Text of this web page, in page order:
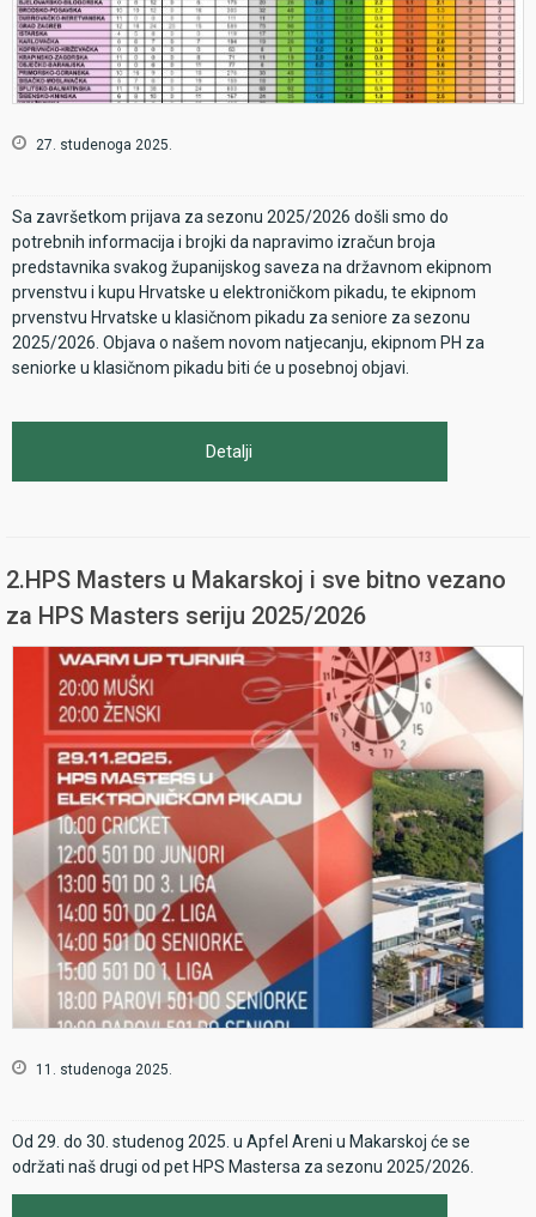
27. studenoga 2025.
Sa završetkom prijava za sezonu 2025/2026 došli smo do
potrebnih informacija i brojki da napravimo izračun broja
predstavnika svakog županijskog saveza na državnom ekipnom
prvenstvu i kupu Hrvatske u elektroničkom pikadu, te ekipnom
prvenstvu Hrvatske u klasičnom pikadu za seniore za sezonu
2025/2026. Objava o našem novom natjecanju, ekipnom PH za
seniorke u klasičnom pikadu biti će u posebnoj objavi.
Detalji
2.HPS Masters u Makarskoj i sve bitno vezano
za HPS Masters seriju 2025/2026
11. studenoga 2025.
Od 29. do 30. studenog 2025. u Apfel Areni u Makarskoj će se
održati naš drugi od pet HPS Mastersa za sezonu 2025/2026.